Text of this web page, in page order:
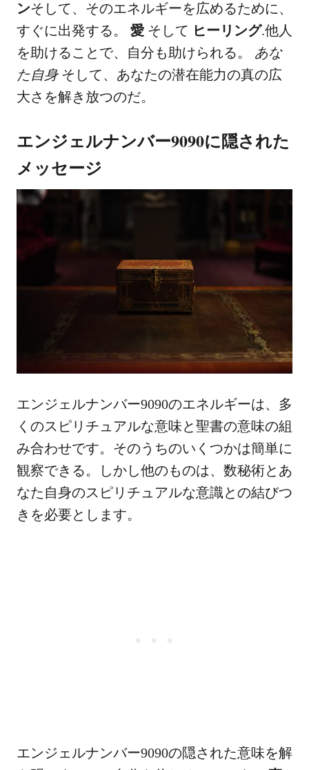
ンそして、そのエネルギーを広めるために、
すぐに出発する。 愛 そして ヒーリング.他人
を助けることで、自分も助けられる。 あな
た自身そして、あなたの潜在能力の真の広
大さを解き放つのだ。
エンジェルナンバー9090に隠された
メッセージ
エンジェルナンバー9090のエネルギーは、多
くのスピリチュアルな意味と聖書の意味の組
み合わせです。そのうちのいくつかは簡単に
観察できる。しかし他のものは、数秘術とあ
なた自身のスピリチュアルな意識との結びつ
きを必要とします。
エンジェルナンバー9090の隠された意味を解